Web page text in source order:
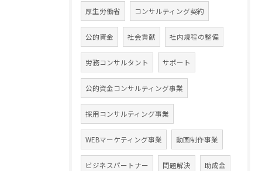
厚生労働省 コンサルティング契約
公的資金 社会貢献 社内規程の整備
労務コンサルタント サポート
公的資金コンサルティング事業
採用コンサルティング事業
WEBマーケティング事業 動画制作事業
ビジネスパートナー 問題解決 助成金